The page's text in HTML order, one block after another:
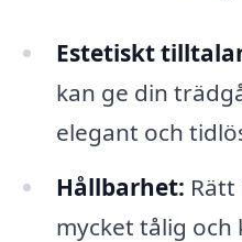
Estetiskt
kan ge din
elegant och
Hållbarhet:
mycket tålig och